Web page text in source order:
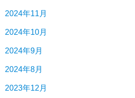
2024年11月
2024年10月
2024年9月
2024年8月
2023年12月